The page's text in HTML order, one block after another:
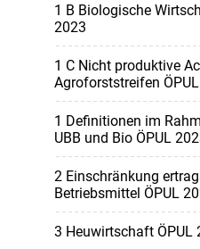
1 B Biologische
2023
1 C Nicht produktive
Agroforststreifen
1 Definitionen im
UBB und Bio ÖPUL
2 Einschränkung
Betriebsmittel ÖPUL
3 Heuwirtschaft ÖPUL